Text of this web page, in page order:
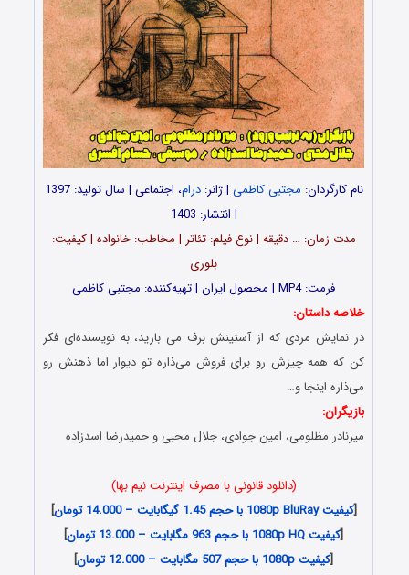
نام کارگردان: مجتبی ‌کاظمی | ژانر:درام
، اجتماعی | سال تولید: 1397
| انتشار: 1403
مدت زمان: … دقیقه | نوع فیلم: تئاتر | مخاطب: خانواده | کیفیت:
بلوری
فرمت: MP4 | محصول ایران | تهیه‌کننده: مجتبی ‌کاظمی
خلاصه داستان:
در نمایش مردی که از آستینش برف می بارید، به نویسنده‌ای فکر
کن که همه چیزش رو برای فروش می‌ذاره تو دیوار اما ذهنش رو
می‌ذاره اینجا و…
بازیگران:
میرنادر ‌مظلومی، امین ‌جوادی، جلال ‌محبی و حمیدرضا ‌اسدزاده
(دانلود قانونی با مصرف اینترنت نیم بها)
[کیفیت 1080p BluRay با حجم 1.45 گیگابایت – 14.000 تومان
]
[کیفیت 1080p HQ با حجم 963 مگابایت – 13.000 تومان
]
[کیفیت 1080p با حجم 507 مگابایت – 12.000 تومان
]